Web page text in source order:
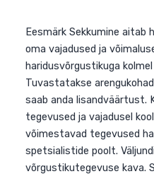
Eesmärk Sekkumine
oma vajadused ja
haridusvõrgustikuga
Tuvastatakse
saab anda
tegevused ja vajadusel